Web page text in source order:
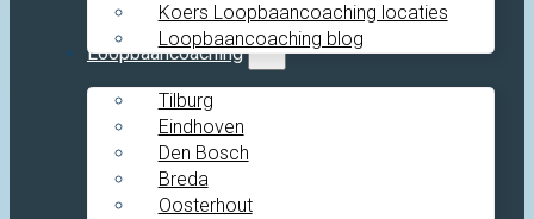
Koers Loopbaancoaching locaties
Loopbaancoaching blog
Loopbaancoaching
Tilburg
Eindhoven
Den Bosch
Breda
Oosterhout